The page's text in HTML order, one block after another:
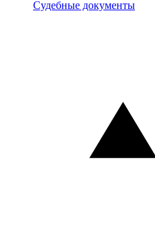
Документы
Судебные документы